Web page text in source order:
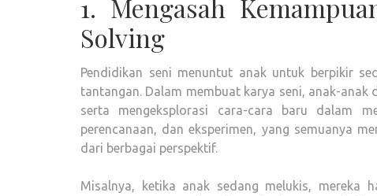
1. Mengasah
Solving
Pendidikan seni menuntut anak untuk berpikir
tantangan. Dalam membuat karya seni, anak-
serta mengeksplorasi cara-cara baru dalam
perencanaan, dan eksperimen, yang semuanya
dari berbagai perspektif.
Misalnya, ketika anak sedang melukis, mereka